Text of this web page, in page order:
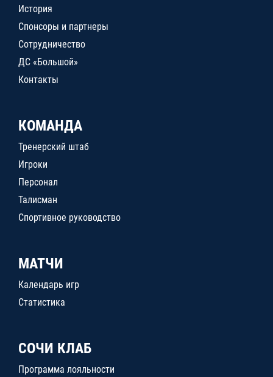
История
Спонсоры и партнеры
Сотрудничество
ДС «Большой»
Контакты
КОМАНДА
Тренерский штаб
Игроки
Персонал
Талисман
Спортивное руководство
МАТЧИ
Календарь игр
Статистика
СОЧИ КЛАБ
Программа лояльности